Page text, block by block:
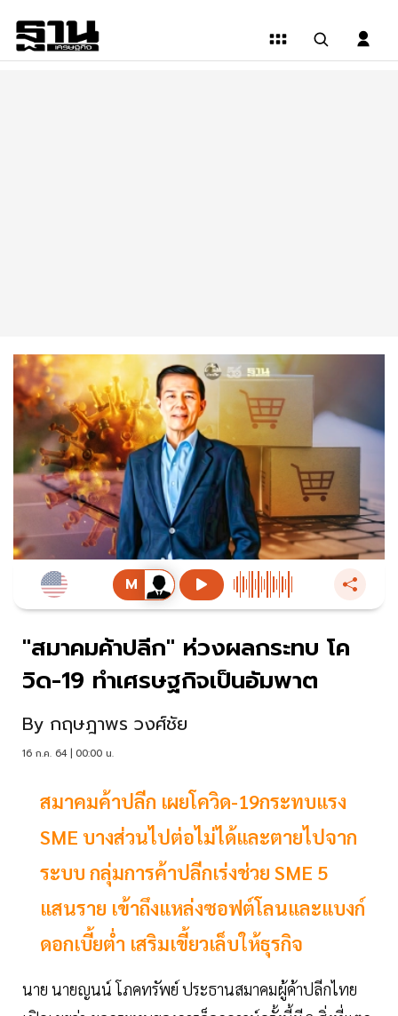
"สมาคมค้าปลีก" ห่วงผลกระทบ โค
วิด-19 ทำเศรษฐกิจเป็นอัมพาต
By กฤษฎาพร วงศ์ชัย
16 ก.ค. 64 | 00:00 น.
สมาคมค้าปลีก เผยโควิด-19กระทบแรง
SME บางส่วนไปต่อไม่ได้และตายไปจาก
ระบบ กลุ่มการค้าปลีกเร่งช่วย SME 5
แสนราย เข้าถึงแหล่งซอฟต์โลนและแบงก์
ดอกเบี้ยต่ำ เสริมเขี้ยวเล็บให้ธุรกิจ
นาย นายญนน์ โภคทรัพย์ ประธานสมาคมผู้ค้าปลีกไทย